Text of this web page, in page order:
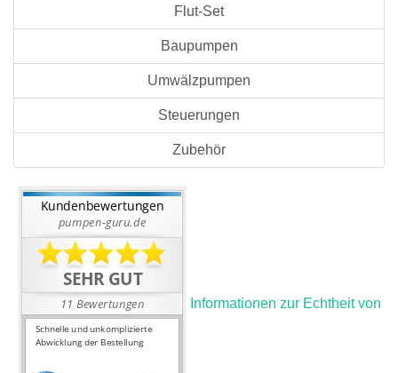
Flut-Set
Baupumpen
Umwälzpumpen
Steuerungen
Zubehör
Informationen zur Echtheit von